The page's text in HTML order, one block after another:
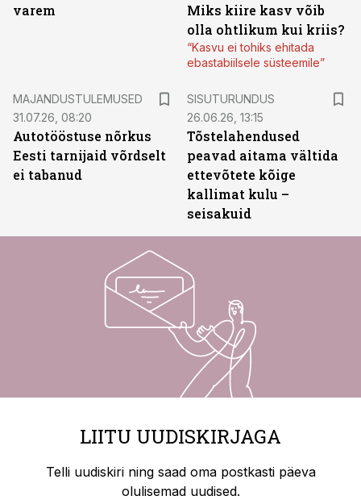
varem
Miks kiire kasv võib
olla ohtlikum kui kriis?
“Kasvu ei tohiks ehitada
ebastabiilsele süsteemile”
MAJANDUSTULEMUSED
31.07.26, 08:20
Autotööstuse nõrkus
Eesti tarnijaid võrdselt
ei tabanud
SISUTURUNDUS
26.06.26, 13:15
Tõstelahendused
peavad aitama vältida
ettevõtete kõige
kallimat kulu –
seisakuid
LIITU UUDISKIRJAGA
Telli uudiskiri ning saad oma postkasti päeva
olulisemad uudised.